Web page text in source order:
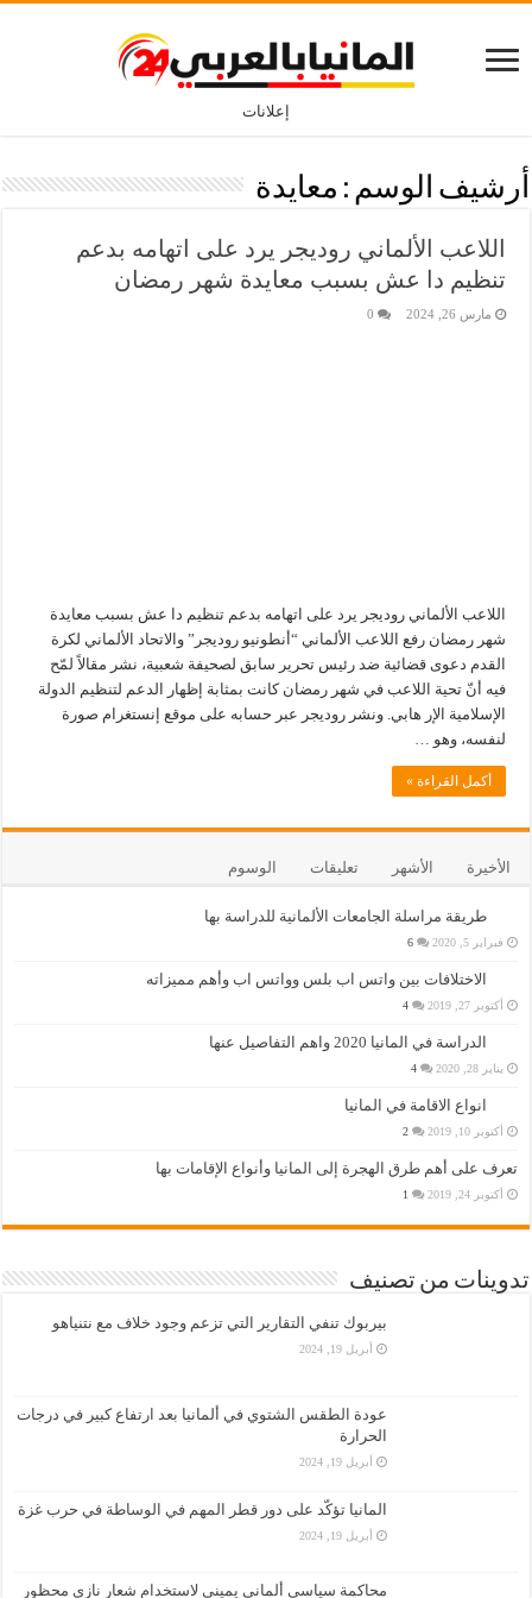
إعلانات
أرشيف الوسم : معايدة
اللاعب الألماني روديجر يرد على اتهامه بدعم
تنظيم دا عش بسبب معايدة شهر رمضان
مارس 26, 2024 0
اللاعب الألماني روديجر يرد على اتهامه بدعم تنظيم دا عش بسبب معايدة
شهر رمضان رفع اللاعب الألماني “أنطونيو روديجر” والاتحاد الألماني لكرة
القدم دعوى قضائية ضد رئيس تحرير سابق لصحيفة شعبية، نشر مقالاً لمّح
فيه أنّ تحية اللاعب في شهر رمضان كانت بمثابة إظهار الدعم لتنظيم الدولة
الإسلامية الإر هابي. ونشر روديجر عبر حسابه على موقع إنستغرام صورة
لنفسه، وهو …
أكمل القراءة »
الأخيرة الأشهر تعليقات الوسوم
طريقة مراسلة الجامعات الألمانية للدراسة بها
فبراير 5, 2020 6
الاختلافات بين واتس اب بلس وواتس اب وأهم مميزاته
أكتوبر 27, 2019 4
الدراسة في المانيا 2020 واهم التفاصيل عنها
يناير 28, 2020 4
انواع الاقامة في المانيا
أكتوبر 10, 2019 2
تعرف على أهم طرق الهجرة إلى المانيا وأنواع الإقامات بها
أكتوبر 24, 2019 1
تدوينات من تصنيف
بيربوك تنفي التقارير التي تزعم وجود خلاف مع نتنياهو
أبريل 19, 2024
عودة الطقس الشتوي في ألمانيا بعد ارتفاع كبير في درجات
الحرارة
أبريل 19, 2024
المانيا تؤكّد على دور قطر المهم في الوساطة في حرب غزة
أبريل 19, 2024
محاكمة سياسي ألماني يميني لاستخدام شعار نازي محظور